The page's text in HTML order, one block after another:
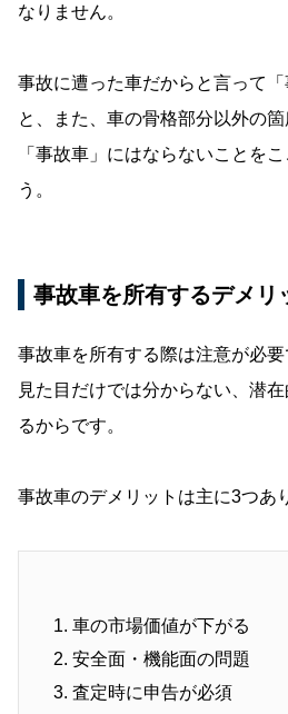
なりません。
事故に遭った車だからと言って
と、また、車の骨格部分以外の
「事故車」にはならないことを
う。
事故車を所有するデメリ
事故車を所有する際は注意が必要
見た目だけでは分からない、潜
るからです。
事故車のデメリットは主に3つあ
車の市場価値が下がる
安全面・機能面の問題
査定時に申告が必須